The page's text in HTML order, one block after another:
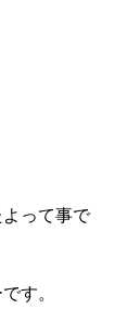
って事で
す。